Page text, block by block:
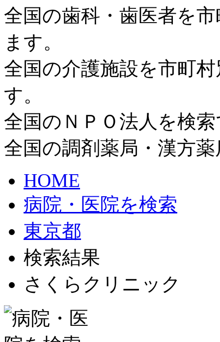
全国の歯科・歯医者を
ます。
全国の介護施設を市町
す。
全国のＮＰＯ法人を検
全国の調剤薬局・漢方
HOME
病院・医院を検索
東京都
検索結果
さくらクリニック